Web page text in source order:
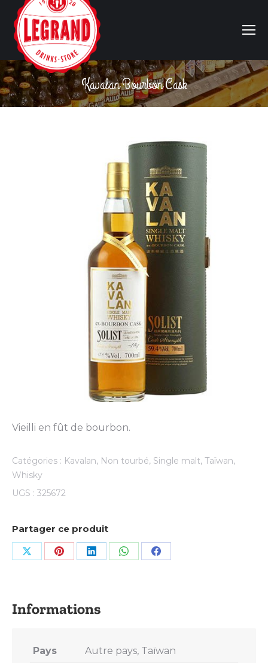
Kavalan Bourbon Cask
Vous êtes ici :
Vieilli en fût de bourbon.
Catégories : Kavalan, Non tourbé, Single malt, Taïwan,
Whisky
UGS : 325672
Partager ce produit
Share Share Share Share Share
Pays
Autre pays, Taïwan